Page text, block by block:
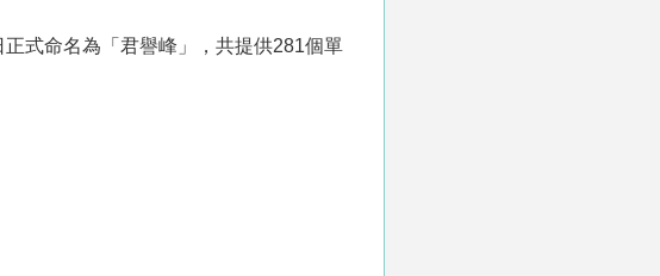
式命名為「君譽峰」，共提供281個單